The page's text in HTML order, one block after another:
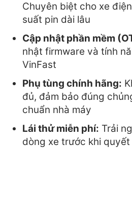
Chuyên biệt cho xe
suất pin dài lâu
Cập nhật phần mềm
nhật firmware và tính
VinFast
Phụ tùng chính hãng:
đủ, đảm bảo đúng
chuẩn nhà máy
Lái thử miễn phí: Trải
dòng xe trước khi quyết